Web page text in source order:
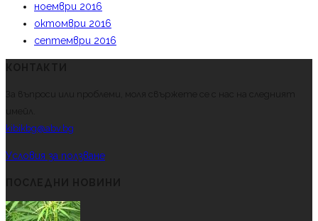
ноември 2016
октомври 2016
септември 2016
За въпроси или проблеми, моля свържете се с нас на следният
имейл.
kibikbg@abv.bg
Условия за ползване